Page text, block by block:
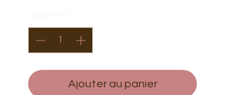
Ajouter au panier